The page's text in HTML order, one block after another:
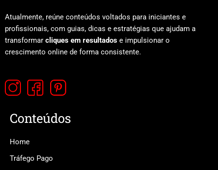
Atualmente, reúne conteúdos voltados para iniciantes e
profissionais, com guias, dicas e estratégias que ajudam a
transformar cliques em resultados e impulsionar o
crescimento online de forma consistente.
Conteúdos
Home
Tráfego Pago